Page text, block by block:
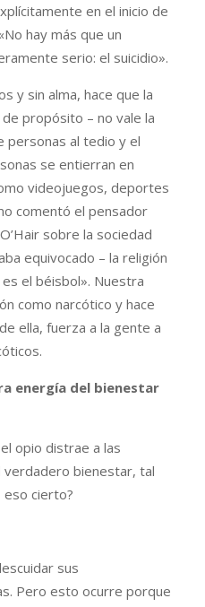
en el inicio de
hay más que un
serio: el suicidio».
y sin alma, hace que la
propósito – no vale la
personas al tedio y el
se entierran en
videojuegos, deportes
comentó el pensador
sobre la sociedad
equivocado – la religión
el béisbol». Nuestra
como narcótico y hace
ella, fuerza a la gente a
energía del bienestar
opio distrae a las
bienestar, tal
eso cierto?
sus
Pero esto ocurre porque